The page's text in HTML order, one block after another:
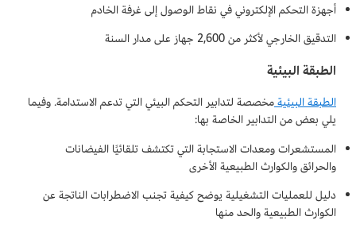
أجهزة التحكم الإلكتروني في نقاط الوصول إلى غرفة الخادم
التدقيق الخارجي لأكثر من 2,600 جهاز على مدار السنة
الطبقة البيئية
الطبقة البيئيةمخصصة لتدابير التحكم البيئي التي تدعم الاستدامة. وفيما
يلي بعض من التدابير الخاصة بها:
المستشعرات ومعدات الاستجابة التي تكتشف تلقائيًا الفيضانات
والحرائق والكوارث الطبيعية الأخرى
دليل للعمليات التشغيلية يوضح كيفية تجنب الاضطرابات الناتجة عن
الكوارث الطبيعية والحد منها